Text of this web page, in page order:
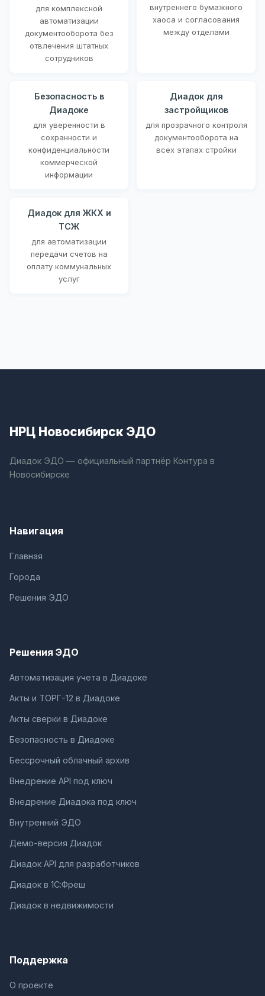
для комплексной
автоматизации
документооборота без
отвлечения штатных
сотрудников
внутреннего бумажного
хаоса и согласования
между отделами
Безопасность в
Диадоке
для уверенности в
сохранности и
конфиденциальности
коммерческой
информации
Диадок для
застройщиков
для прозрачного контроля
документооборота на
всех этапах стройки
Диадок для ЖКХ и
ТСЖ
для автоматизации
передачи счетов на
оплату коммунальных
услуг
НРЦ Новосибирск ЭДО
Диадок ЭДО — официальный партнёр Контура в
Новосибирске
Навигация
Главная
Города
Решения ЭДО
Решения ЭДО
Автоматизация учета в Диадоке
Акты и ТОРГ-12 в Диадоке
Акты сверки в Диадоке
Безопасность в Диадоке
Бессрочный облачный архив
Внедрение API под ключ
Внедрение Диадока под ключ
Внутренний ЭДО
Демо-версия Диадок
Диадок API для разработчиков
Диадок в 1С:Фреш
Диадок в недвижимости
Поддержка
О проекте